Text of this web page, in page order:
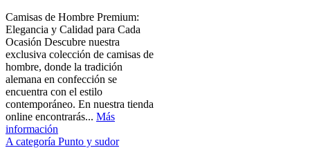
Camisas de Hombre Premium:
Elegancia y Calidad para Cada
Ocasión Descubre nuestra
exclusiva colección de camisas de
hombre, donde la tradición
alemana en confección se
encuentra con el estilo
contemporáneo. En nuestra tienda
online encontrarás... Más
información
A categoría Punto y sudor